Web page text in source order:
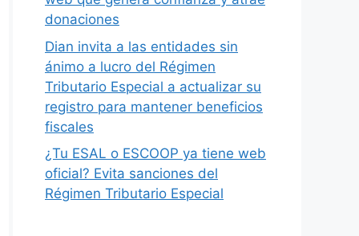
donaciones
Dian invita a las entidades sin
ánimo a lucro del Régimen
Tributario Especial a actualizar su
registro para mantener beneficios
fiscales
¿Tu ESAL o ESCOOP ya tiene web
oficial? Evita sanciones del
Régimen Tributario Especial